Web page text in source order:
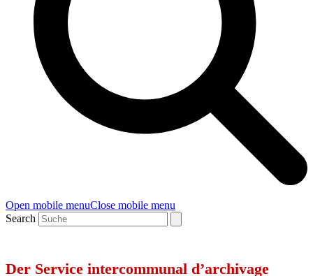
Open mobile menuClose mobile menu
Search
Der Service intercommunal d’archivage